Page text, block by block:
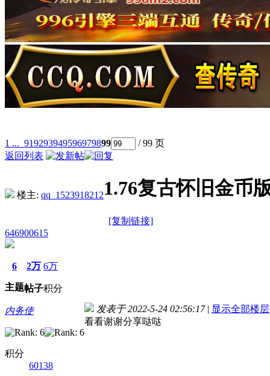
1 ... 919293949596979899
/ 99 页
返回列表
楼主: qq_15239182121.76复古怀旧金币
[复制链接]
646900615
6
主题
2万
帖子
6万
积分
内务使
积分
60138
发表于 2022-5-24 02:56:17 | 显示全部楼层
看看谢谢分享哒哒